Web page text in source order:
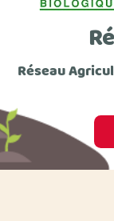
Réseau